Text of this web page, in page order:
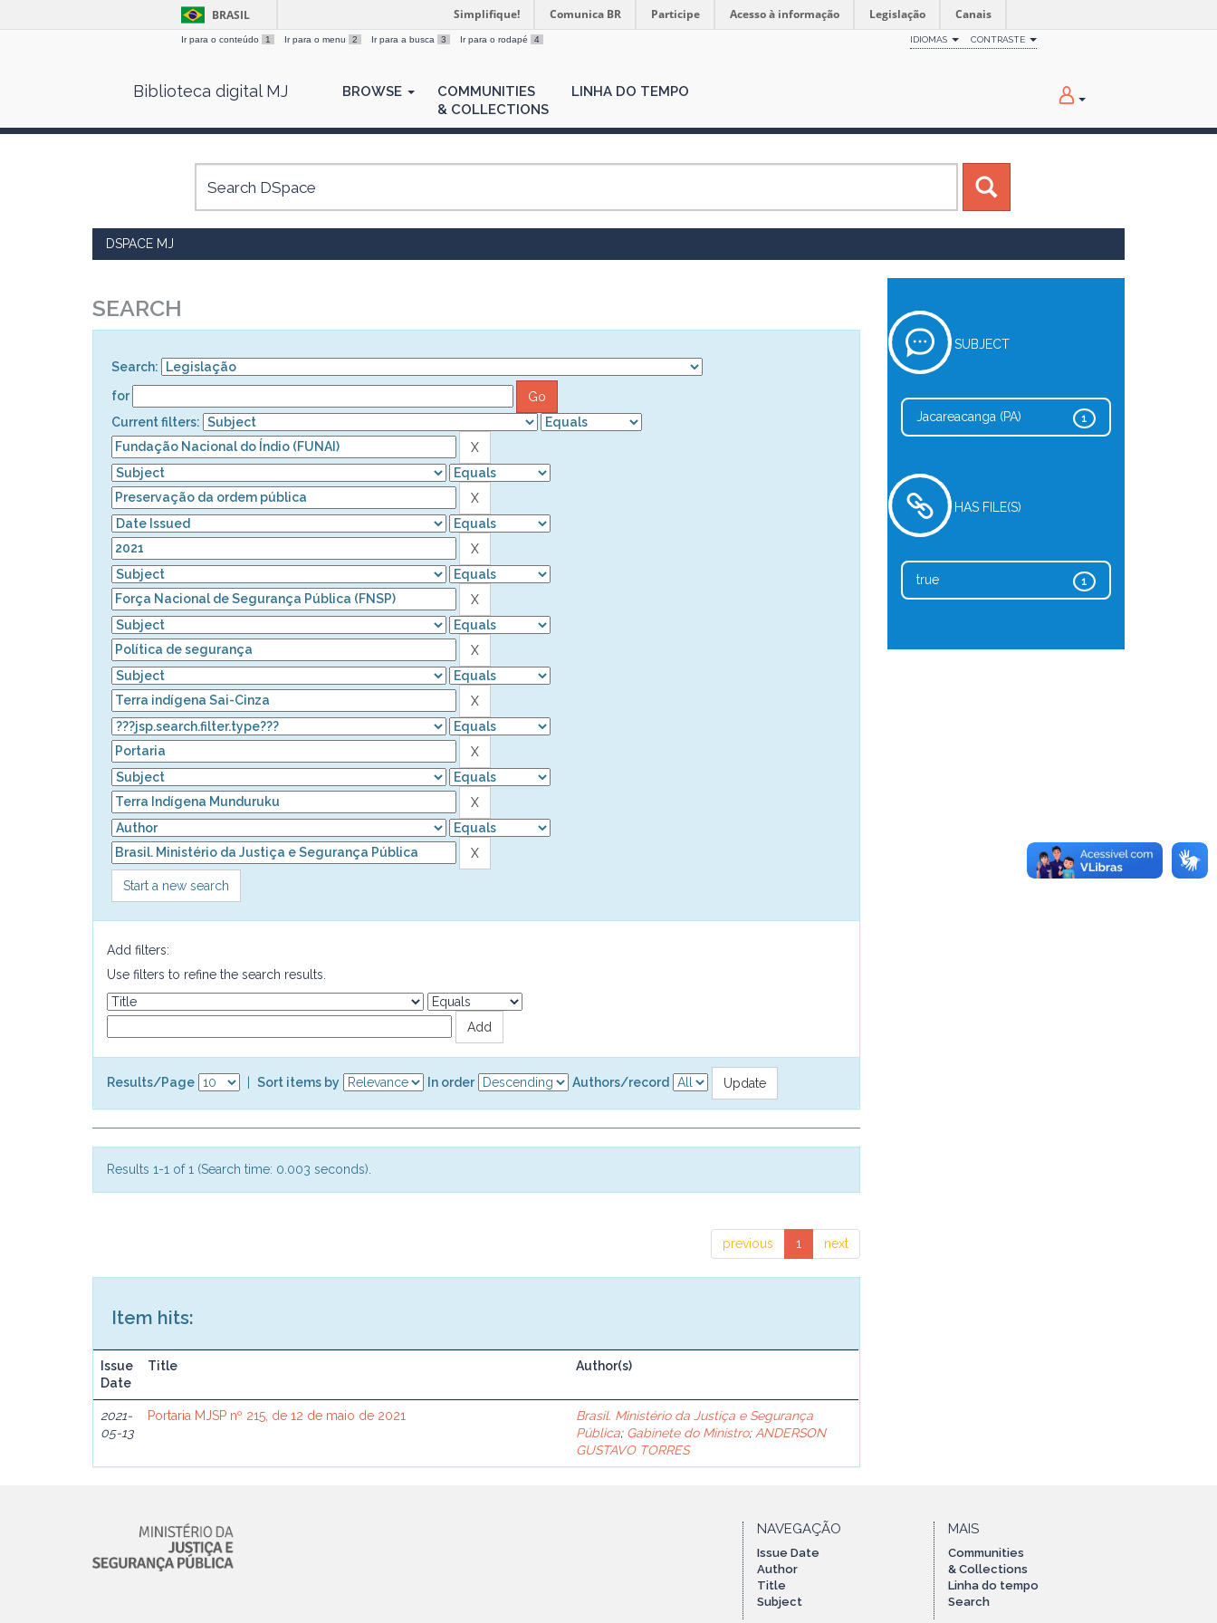
BRASIL Simplifique! Comunica BR Participe Acesso à informação Legislação Canais
Ir para o conteúdo 1 Ir para o menu 2 Ir para a busca 3 Ir para o rodapé 4 IDIOMAS CONTRASTE
Biblioteca digital MJ BROWSE
COMMUNITIES
& COLLECTIONS
LINHA DO TEMPO
DSPACE MJ
SEARCH
Search:
for
Current filters:
Start a new search
Add filters:
Use filters to refine the search results.
Results/Page Sort items by In order Authors/record
Results 1-1 of 1 (Search time: 0.003 seconds).
previous 1 next
Item hits:
Issue
Date
Title Author(s)
2021-
05-13
Portaria MJSP nº 215, de 12 de maio de 2021
Brasil. Ministério da Justiça e Segurança
Pública; Gabinete do Ministro; ANDERSON
GUSTAVO TORRES
SUBJECT
1
Jacareacanga (PA)
HAS FILE(S)
1
true
NAVEGAÇÃO
Issue Date
Author
Title
Subject
MAIS
Communities
& Collections
Linha do tempo
Search